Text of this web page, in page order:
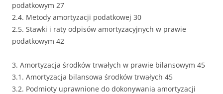
podatkowym 27
2.4. Metody amortyzacji podatkowej 30
2.5. Stawki i raty odpisów amortyzacyjnych w prawie
podatkowym 42
3. Amortyzacja środków trwałych w prawie bilansowym 45
3.1. Amortyzacja bilansowa środków trwałych 45
3.2. Podmioty uprawnione do dokonywania amortyzacji